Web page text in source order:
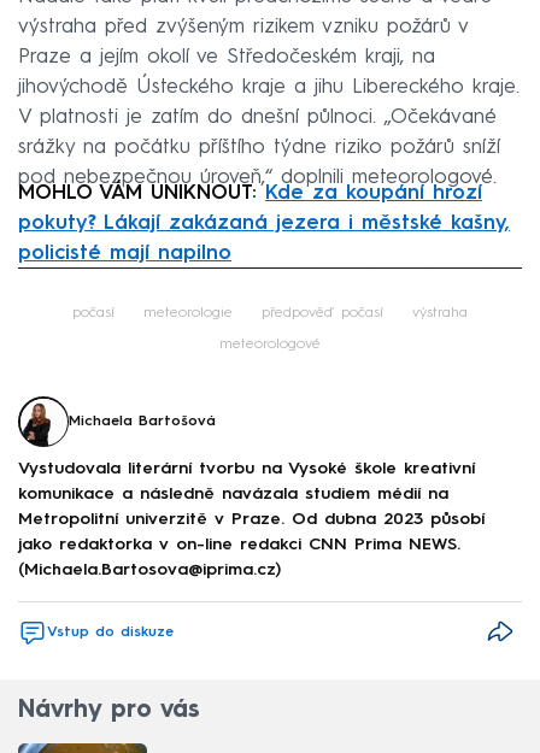
výstraha před zvýšeným rizikem vzniku požárů v
Praze a jejím okolí ve Středočeském kraji, na
jihovýchodě Ústeckého kraje a jihu Libereckého kraje.
V platnosti je zatím do dnešní půlnoci. „Očekávané
srážky na počátku příštího týdne riziko požárů sníží
pod nebezpečnou úroveň,“ doplnili meteorologové.
MOHLO VÁM UNIKNOUT:
Kde za koupání hrozí
pokuty? Lákají zakázaná jezera i městské kašny,
policisté mají napilno
počasí meteorologie předpověď počasí výstraha
meteorologové
Michaela Bartošová
Vystudovala literární tvorbu na Vysoké škole kreativní
komunikace a následně navázala studiem médií na
Metropolitní univerzitě v Praze. Od dubna 2023 působí
jako redaktorka v on-line redakci CNN Prima NEWS.
(Michaela.Bartosova@iprima.cz)
Vstup do diskuze
Návrhy pro vás